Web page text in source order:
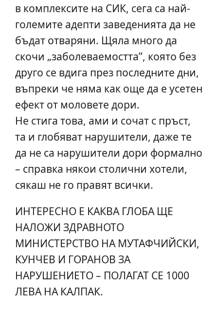
в комплексите на СИК, сега са най-
големите адепти заведенията да не
бъдат отваряни. Щяла много да
скочи „заболеваемостта”, която без
друго се вдига през последните дни,
въпреки че няма как още да е усетен
ефект от моловете дори.
Не стига това, ами и сочат с пръст,
та и глобяват нарушители, даже те
да не са нарушители дори формално
– справка някои столични хотели,
сякаш не го правят всички.
ИНТЕРЕСНО Е КАКВА ГЛОБА ЩЕ
НАЛОЖИ ЗДРАВНОТО
МИНИСТЕРСТВО НА МУТАФЧИЙСКИ,
КУНЧЕВ И ГОРАНОВ ЗА
НАРУШЕНИЕТО – ПОЛАГАТ СЕ 1000
ЛЕВА НА КАЛПАК.